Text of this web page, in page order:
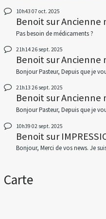
10h43 07 oct. 2025
BenoitsurAncienne
Pas besoin de médicaments ?
21h1426 sept. 2025
BenoitsurAncienne
Bonjour Pasteur, Depuis que je
21h13 26 sept. 2025
BenoitsurAncienne
Bonjour Pasteur, Depuis que je
10h39 02 sept. 2025
Benoitsur
Bonjour, Merci de vos news. Je
Carte